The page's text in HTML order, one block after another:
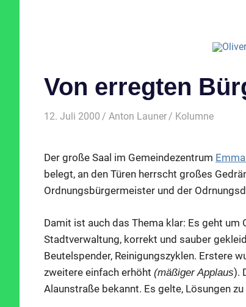
Von erregten
12. Juli 2000 Anton Launer Kolumne
Der große Saal im Gemeindezentrum
belegt, an den Türen herrscht großes
Ordnungsbürgermeister und der
Damit ist auch das Thema klar: Es geht um
Stadtverwaltung, korrekt und sauber
Beutelspender, Reinigungszyklen. Erstere
zweitere einfach erhöht (mäßiger Applaus).
Alaunstraße bekannt. Es gelte, Lösungen